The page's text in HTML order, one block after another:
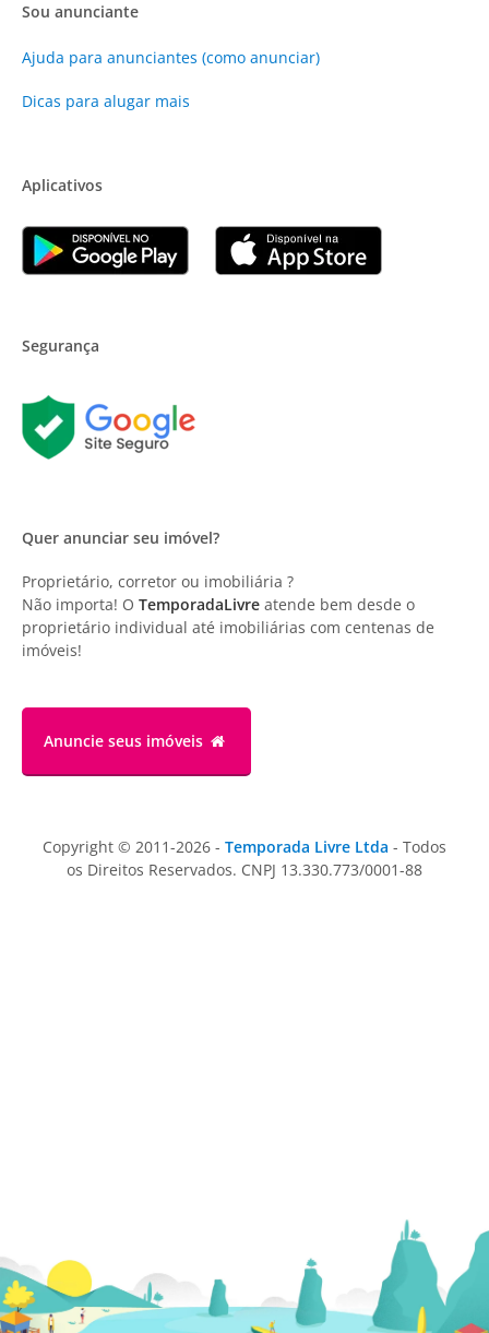
Sou anunciante
Ajuda para anunciantes (como anunciar)
Dicas para alugar mais
Aplicativos
Segurança
Quer anunciar seu imóvel?
Proprietário, corretor ou imobiliária ?
Não importa! O TemporadaLivre atende bem desde o
proprietário individual até imobiliárias com centenas de
imóveis!
Anuncie seus imóveis
Copyright © 2011-2026 - Temporada Livre Ltda - Todos
os Direitos Reservados. CNPJ 13.330.773/0001-88